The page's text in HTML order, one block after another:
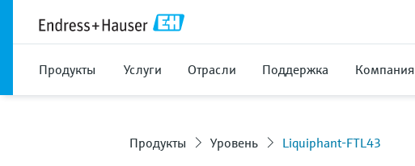
Продукты Услуги Отрасли Поддержка Компания
Продукты Уровень Liquiphant-FTL43